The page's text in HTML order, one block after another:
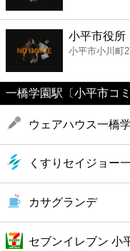
書店
ファミレス
カフェ
ショッピング
小平市役所
小平市小川町
一橋学園駅〔小平市コ
ウェアハウス一橋
くすりセイジョー
カサグランデ
セブンイレブン 小